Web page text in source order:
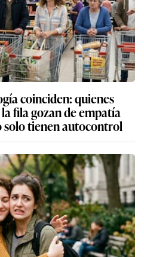
coinciden: quienes
fila gozan de empatía
tienen autocontrol